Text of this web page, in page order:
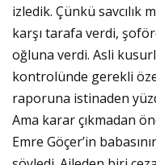
izledik. Çünkü savcılık
karşı tarafa verdi,
oğluna verdi. Asli
kontrolünde gerekli
raporuna istinaden
Ama karar çıkmadan
Emre Göçer’in